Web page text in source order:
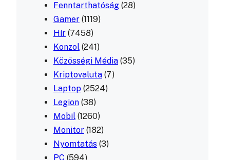
Fenntarthatóság (28)
Gamer (1119)
Hír (7458)
Konzol (241)
Közösségi Média (35)
Kriptovaluta (7)
Laptop (2524)
Legion (38)
Mobil (1260)
Monitor (182)
Nyomtatás (3)
PC (594)